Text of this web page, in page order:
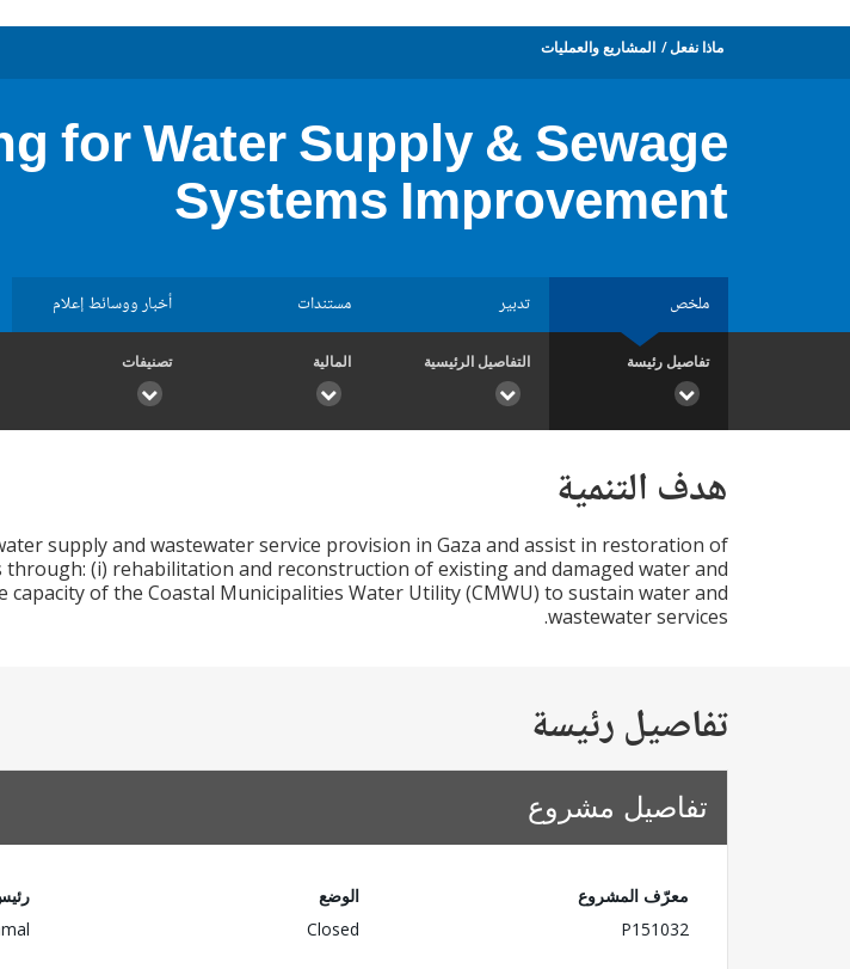
ماذا نفعل المشاريع والعمليات
for Water Supply & Sewage
Systems Improvement
ملخص تدبير مستندات أخبار ووسائط إعلام
تفاصيل رئيسة التفاصيل الرئيسية المالية تصنيفات
هدف التنمية
supply and wastewater service provision in Gaza and assist in restoration of
through: (i) rehabilitation and reconstruction of existing and damaged water and
capacity of the Coastal Municipalities Water Utility (CMWU) to sustain water and
wastewater services.
تفاصيل رئيسة
تفاصيل مشروع
معرّف المشروع
P151032
الوضع
Closed